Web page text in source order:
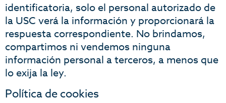
identificatoria, solo el personal autorizado de
la USC verá la información y proporcionará la
respuesta correspondiente. No brindamos,
compartimos ni vendemos ninguna
información personal a terceros, a menos que
lo exija la ley.
Política de cookies